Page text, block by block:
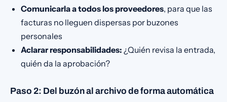
Comunicarla a todos los proveedores, para que las
facturas no lleguen dispersas por buzones
personales
Aclarar responsabilidades: ¿Quién revisa la entrada,
quién da la aprobación?
Paso 2: Del buzón al archivo de forma automática